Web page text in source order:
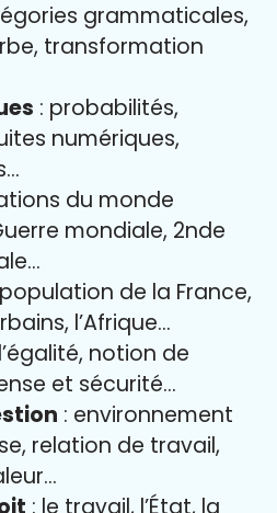
grammaticales,
transformation
: probabilités,
numériques,
du monde
mondiale, 2nde
de la France,
l’Afrique…
notion de
et sécurité…
: environnement
relation de travail,